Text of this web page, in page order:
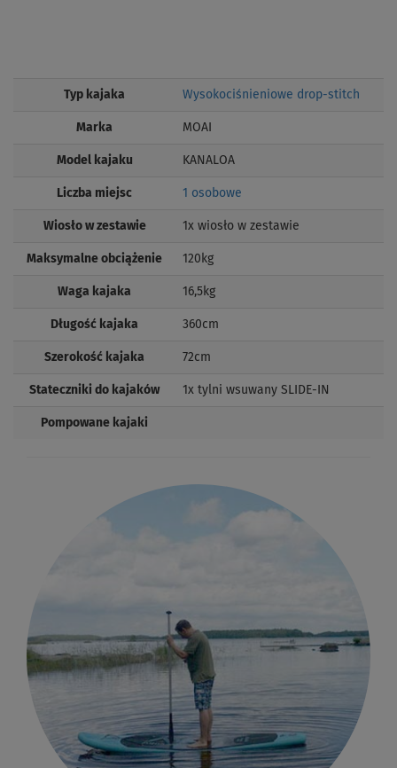
Typ kajaka Wysokociśnieniowe drop-stitch
Marka MOAI
Model kajaku KANALOA
Liczba miejsc 1 osobowe
Wiosło w zestawie 1x wiosło w zestawie
Maksymalne obciążenie 120kg
Waga kajaka 16,5kg
Długość kajaka 360cm
Szerokość kajaka 72cm
Stateczniki do kajaków 1x tylni wsuwany SLIDE-IN
Pompowane kajaki